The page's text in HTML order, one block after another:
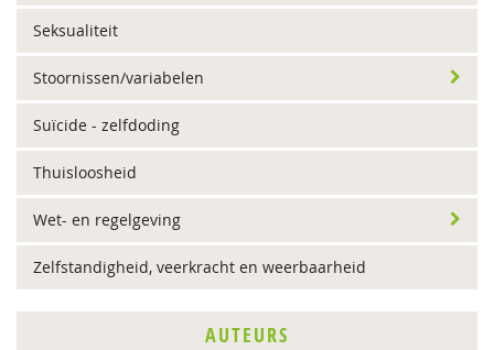
Seksualiteit
Stoornissen/variabelen
Suïcide - zelfdoding
Thuisloosheid
Wet- en regelgeving
Zelfstandigheid, veerkracht en weerbaarheid
AUTEURS